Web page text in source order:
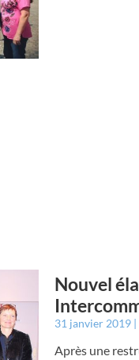
Nouvel
31 janvier 2019
Après une